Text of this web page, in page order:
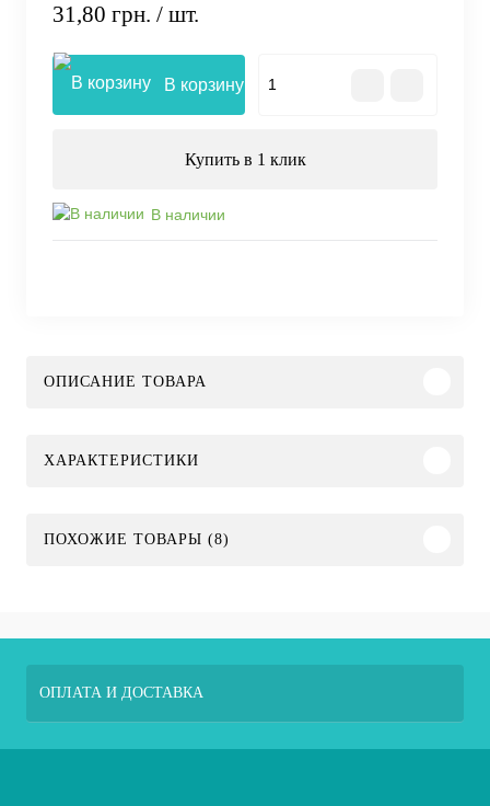
31,80 грн. / шт.
В корзину
Купить в 1 клик
В наличии
ОПИСАНИЕ ТОВАРА
ХАРАКТЕРИСТИКИ
ПОХОЖИЕ ТОВАРЫ (8)
ОПЛАТА И ДОСТАВКА